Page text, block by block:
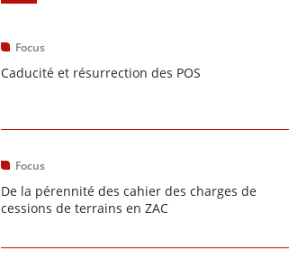
Focus
Caducité et résurrection des POS
Focus
De la pérennité des cahier des charges de
cessions de terrains en ZAC